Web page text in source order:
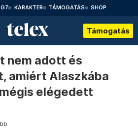
G7 KARAKTER TÁMOGATÁS SHOP
Támogatás
nem adott és
amiért Alaszkába
elégedett